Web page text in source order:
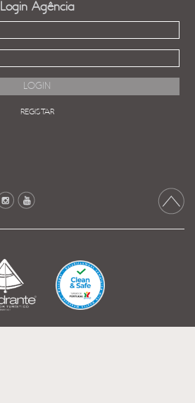
Login Agência
REGISTAR